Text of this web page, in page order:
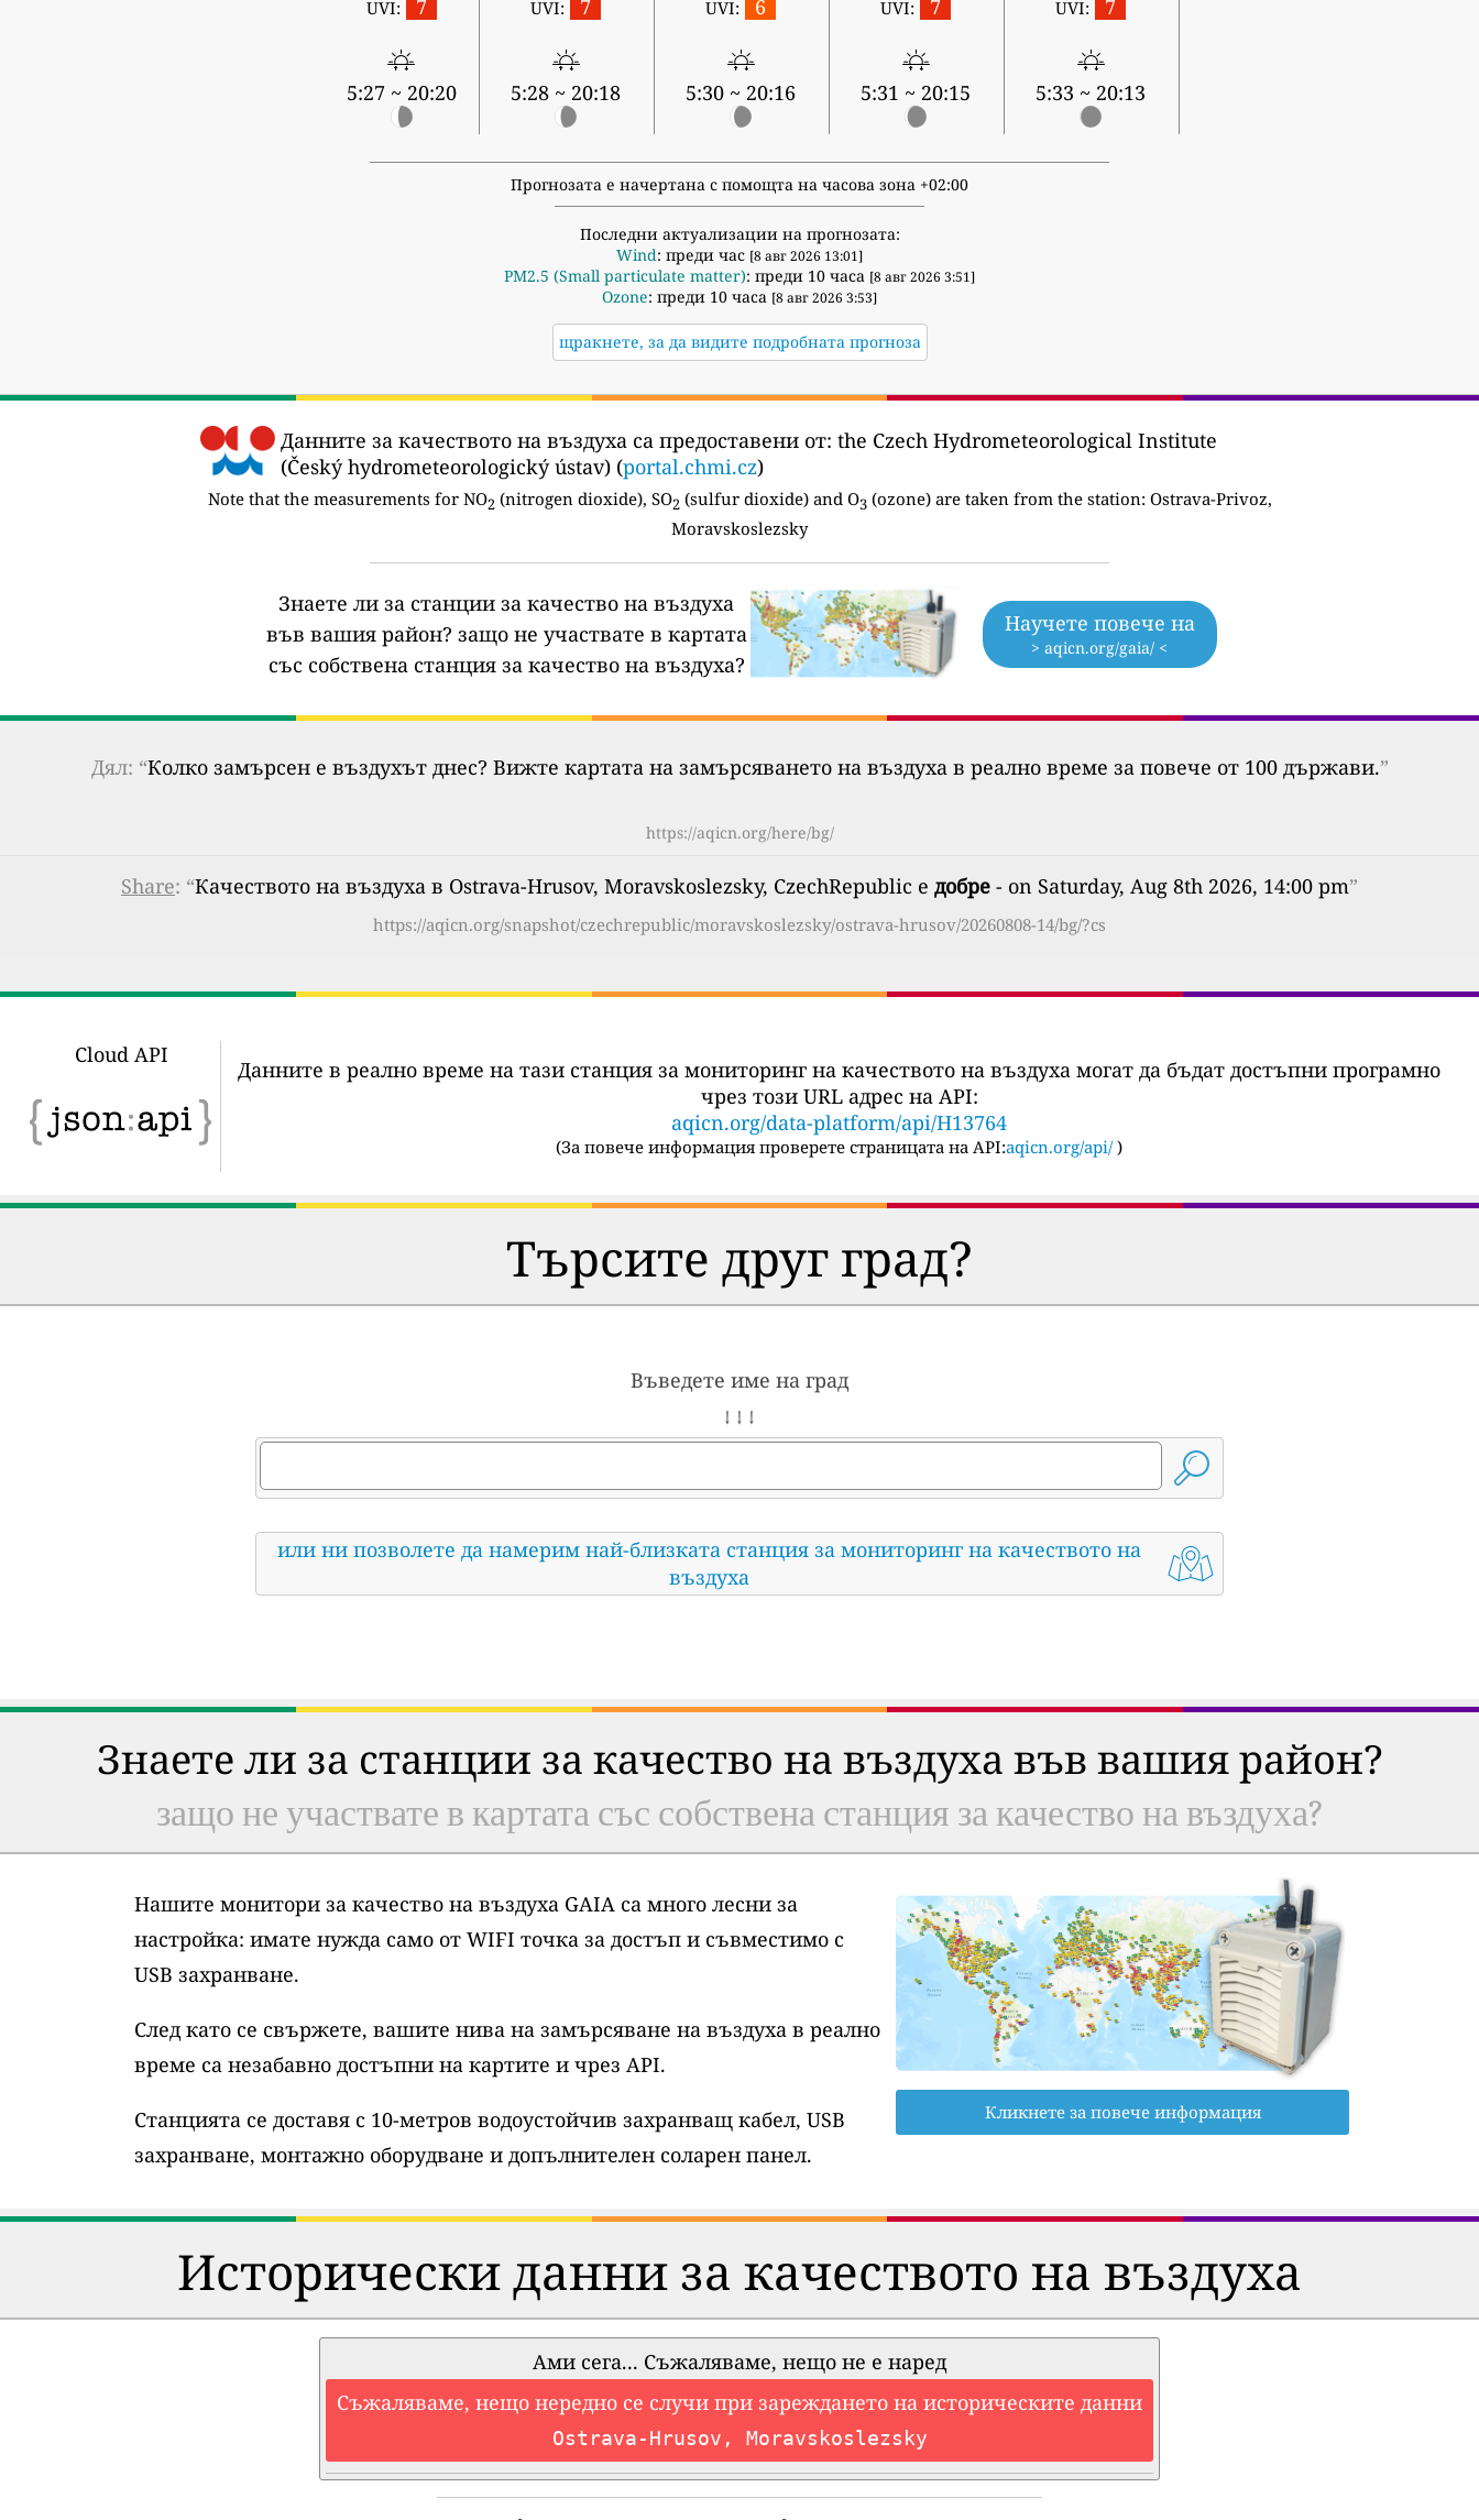
UVI: 7
5:27 ~ 20:20
UVI: 7
5:28 ~ 20:18
UVI: 6
5:30 ~ 20:16
UVI: 7
5:31 ~ 20:15
UVI: 7
5:33 ~ 20:13
Прогнозата е начертана с помощта на часова зона +02:00
Последни актуализации на прогнозата:
Wind: преди час [8 авг 2026 13:01]
PM2.5 (Small particulate matter): преди 10 часа [8 авг 2026 3:51]
Ozone: преди 10 часа [8 авг 2026 3:53]
щракнете, за да видите подробната прогноза
Данните за качеството на въздуха са предоставени от: the Czech Hydrometeorological Institute
(Český hydrometeorologický ústav) (portal.chmi.cz)
Note that the measurements for NO2 (nitrogen dioxide), SO2 (sulfur dioxide) and O3(ozone) are taken from the station: Ostrava-Privoz,
Moravskoslezsky
Знаете ли за станции за качество на въздуха
във вашия район? защо не участвате в картата
със собствена станция за качество на въздуха?
Научете повече на
> aqicn.org/gaia/ <
Дял: “Колко замърсен е въздухът днес? Вижте картата на замърсяването на въздуха в реално време за повече от 100 държави.”
https://aqicn.org/here/bg/
Share: “Качеството на въздуха в Ostrava-Hrusov, Moravskoslezsky, CzechRepublic е добре - on Saturday, Aug 8th 2026, 14:00 pm”
https://aqicn.org/snapshot/czechrepublic/moravskoslezsky/ostrava-hrusov/20260808-14/bg/?cs
Cloud API
Данните в реално време на тази станция за мониторинг на качеството на въздуха могат да бъдат достъпни програмно
чрез този URL адрес на API:
aqicn.org/data-platform/api/H13764
(За повече информация проверете страницата на API:aqicn.org/api/ )
Търсите друг град?
Въведете име на град
↓ ↓ ↓
или ни позволете да намерим най-близката станция за мониторинг на качеството на
въздуха
Знаете ли за станции за качество на въздуха във вашия район?
защо не участвате в картата със собствена станция за качество на въздуха?
Нашите монитори за качество на въздуха GAIA са много лесни за
настройка: имате нужда само от WIFI точка за достъп и съвместимо с
USB захранване.
След като се свържете, вашите нива на замърсяване на въздуха в реално
време са незабавно достъпни на картите и чрез API.
Станцията се доставя с 10-метров водоустойчив захранващ кабел, USB
захранване, монтажно оборудване и допълнителен соларен панел.
Кликнете за повече информация
Исторически данни за качеството на въздуха
Ами сега... Съжаляваме, нещо не е наред
Съжаляваме, нещо нередно се случи при зареждането на историческите данни
Ostrava-Hrusov, Moravskoslezsky